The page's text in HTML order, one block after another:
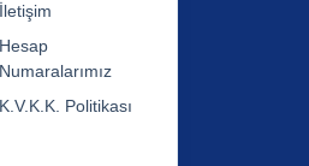
İletişim
Hesap
Numaralarımız
K.V.K.K. Politikası